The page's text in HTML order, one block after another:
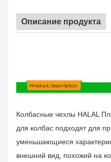
Описание продукта
Колбасные чехлы HALAL
для колбас подходят для
уменьшающиеся
внешний вид, похожий на